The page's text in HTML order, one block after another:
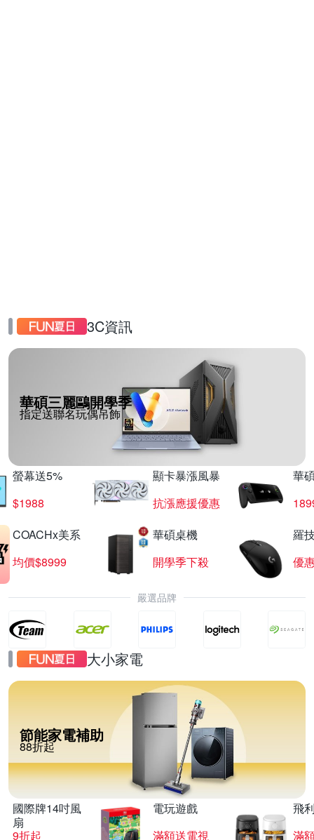
3C資訊
華碩三麗鷗開學季
指定送聯名玩偶吊飾
螢幕送5%
$1988
顯卡暴漲風暴
抗漲應援優惠
華
COACHx美系
均價$8999
華碩桌機
開學季下殺
羅
優
嚴選品牌
大小家電
節能家電補助
88折起
國際牌14吋風
扇
9折起
電玩遊戲
滿額送電視
飛
滿